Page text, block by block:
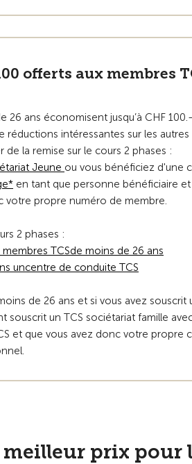
offerts aux membres
26 ans économisent jusqu’à CHF
réductions intéressantes sur les
la remise sur le cours 2 phases :
Jeune ou vous bénéficiez d'une
en tant que personne bénéficiaire
votre propre numéro de membre.
2 phases :
TCSde moins de 26 ans
uncentre de conduite TCS
de 26 ans et si vous avez
souscrit un TCS sociétariat famille
et que vous avez donc votre propre
prix pour